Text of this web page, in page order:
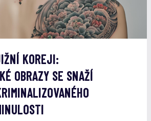
KOREJI:
OBRAZY SE SNAŽÍ